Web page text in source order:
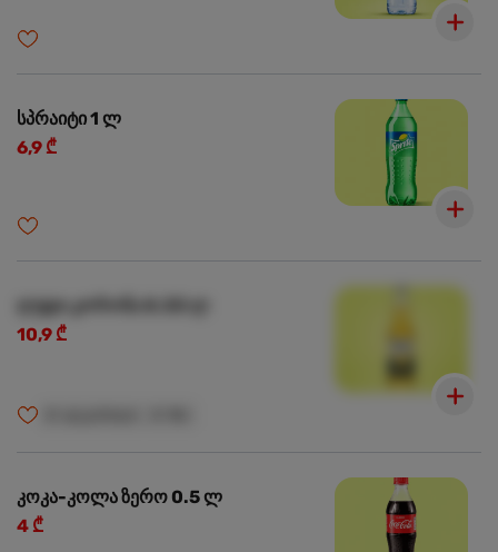
სპრაიტი 1 ლ
6,9 ₾
ლუდი კორონა 0.33 ლ
10,9 ₾
კოკა-კოლა ზერო 0.5 ლ
4 ₾